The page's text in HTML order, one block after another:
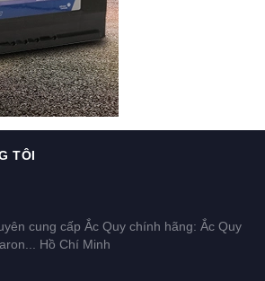
TÔI
cung cấp Ắc Quy chính hãng: Ắc Quy
Hồ Chí Minh